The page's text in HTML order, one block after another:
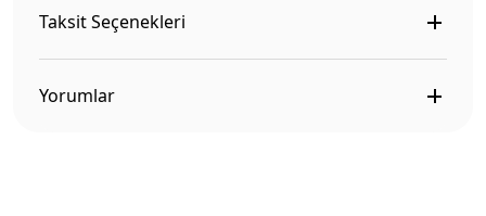
Taksit Seçenekleri
Yorumlar